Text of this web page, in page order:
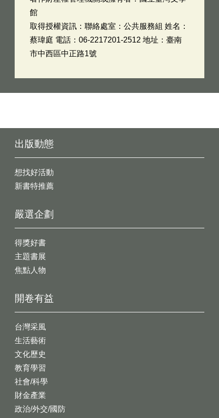
館
取得授權資訊：聯絡處室：公共服務組 姓名：
蔡瑋庭 電話：06-2217201-2512 地址：臺南
市中西區中正路1號
出版動態
想找好活動
新書特推薦
開卷有益
台灣采風
生活藝術
文化歷史
教育學習
社會/科學
財金產業
政治/外交/國防
嚴選企劃
得獎好書
主題書展
焦點人物